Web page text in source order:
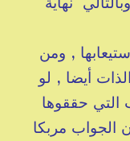
, ومن
أيضا , لو
حققوها
منذ عام ١٩٧٩ , لكان الجواب مربكا